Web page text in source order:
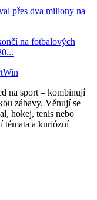
přes dva miliony na
na fotbalových
na sport – kombinují
zábavy. Věnují se
hokej, tenis nebo
témata a kuriózní